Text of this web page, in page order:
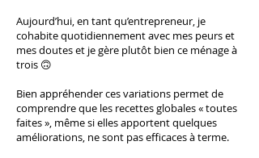
Aujourd’hui, en tant qu’entrepreneur, je
cohabite quotidiennement avec mes peurs et
mes doutes et je gère plutôt bien ce ménage à
trois 🙃
Bien appréhender ces variations permet de
comprendre que les recettes globales « toutes
faites », même si elles apportent quelques
améliorations, ne sont pas efficaces à terme.